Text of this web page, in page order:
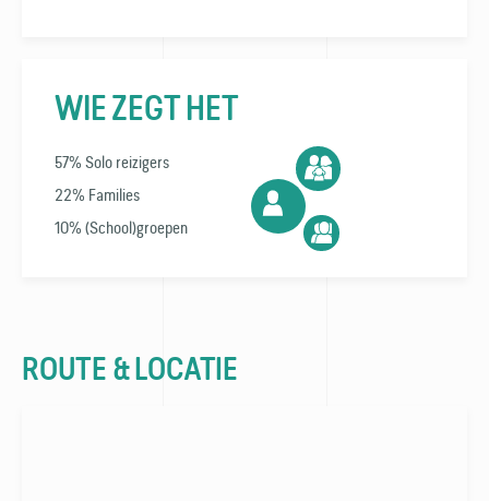
WIE ZEGT HET
57% Solo reizigers
22% Families
10% (School)groepen
ROUTE & LOCATIE